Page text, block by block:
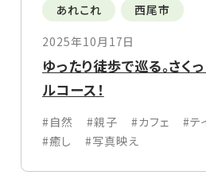
あれこれ
西尾市
2025年10月17日
ゆったり徒歩で巡る。さく
ルコース！
#自然 #親子 #カフェ #テ
#癒し
#写真映え